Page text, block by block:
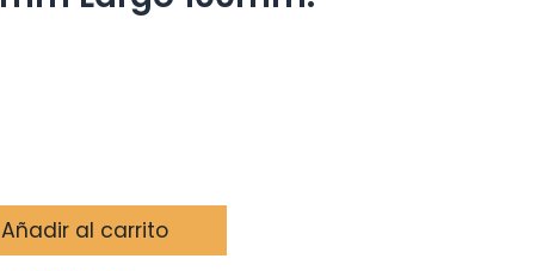
Añadir al carrito